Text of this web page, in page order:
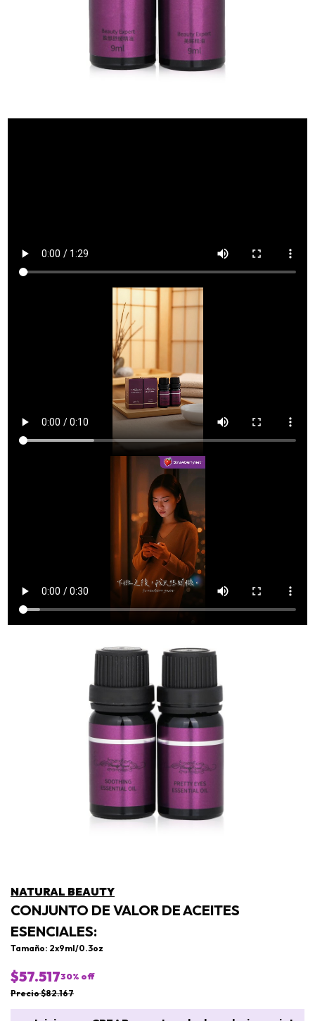
NATURAL BEAUTY
CONJUNTO DE VALOR DE ACEITES
ESENCIALES:
Tamaño: 2x9ml/0.3oz
$57.51730% off
Precio $82.167